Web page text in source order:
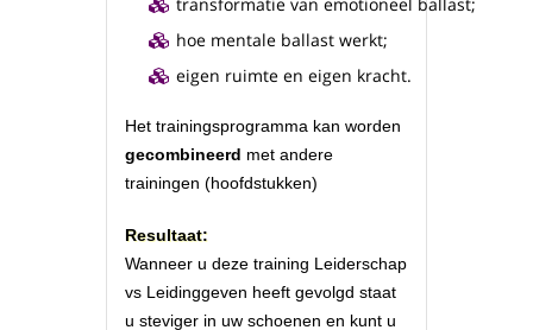
hoe mentale ballast werkt;
eigen ruimte en eigen kracht.
Het trainingsprogramma kan worden
gecombineerd met andere
trainingen (hoofdstukken)
Resultaat:
Wanneer u deze training Leiderschap
vs Leidinggeven heeft gevolgd staat
u steviger in uw schoenen en kunt u